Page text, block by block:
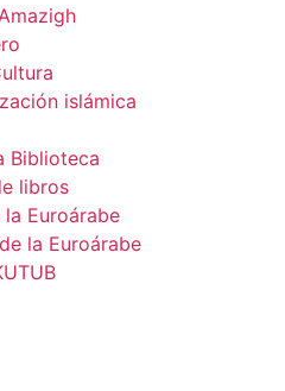
islámica
Biblioteca
libros
Euroárabe
la Euroárabe